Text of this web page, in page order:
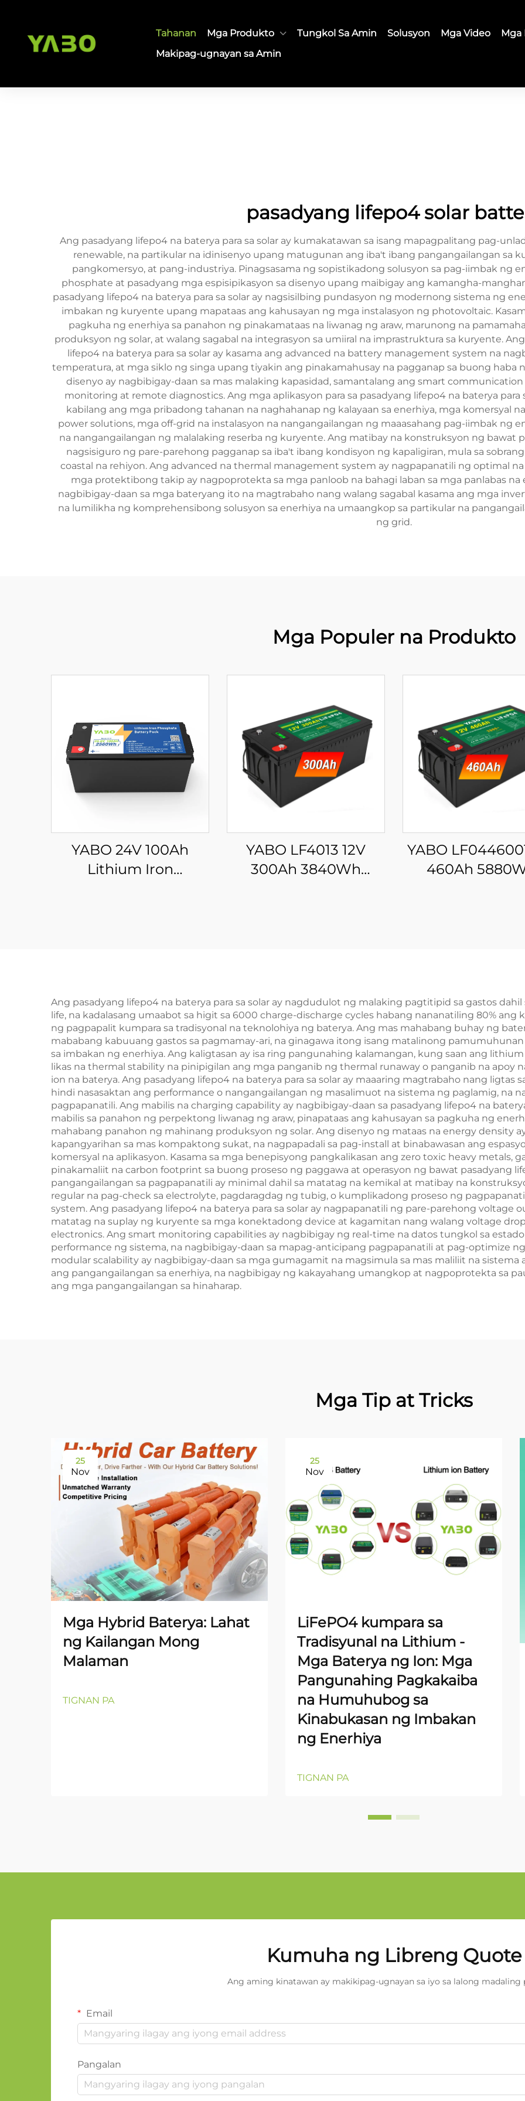
Tahanan Mga Produkto Tungkol Sa Amin Solusyon Mga Video Mga
Makipag-ugnayan sa Amin
pasadyang lifepo4 solar
Ang pasadyang lifepo4 na baterya para sa solar ay kumakatawan sa isang mapagpalitang pag-
renewable, na partikular na idinisenyo upang matugunan ang iba't ibang pangangailangan sa
pangkomersyo, at pang-industriya. Pinagsasama ng sopistikadong solusyon sa pag-iimbak ng
phosphate at pasadyang mga espisipikasyon sa disenyo upang maibigay ang kamangha-
pasadyang lifepo4 na baterya para sa solar ay nagsisilbing pundasyon ng modernong sistema ng
imbakan ng kuryente upang mapataas ang kahusayan ng mga instalasyon ng photovoltaic.
pagkuha ng enerhiya sa panahon ng pinakamataas na liwanag ng araw, marunong na
produksyon ng solar, at walang sagabal na integrasyon sa umiiral na imprastruktura sa kuryente.
lifepo4 na baterya para sa solar ay kasama ang advanced na battery management system na
temperatura, at mga siklo ng singa upang tiyakin ang pinakamahusay na pagganap sa buong haba
disenyo ay nagbibigay-daan sa mas malaking kapasidad, samantalang ang smart
monitoring at remote diagnostics. Ang mga aplikasyon para sa pasadyang lifepo4 na baterya para
kabilang ang mga pribadong tahanan na naghahanap ng kalayaan sa enerhiya, mga komersyal
power solutions, mga off-grid na instalasyon na nangangailangan ng maaasahang pag-iimbak ng
na nangangailangan ng malalaking reserba ng kuryente. Ang matibay na konstruksyon ng bawat
nagsisiguro ng pare-parehong pagganap sa iba't ibang kondisyon ng kapaligiran, mula sa
coastal na rehiyon. Ang advanced na thermal management system ay nagpapanatili ng optimal
mga protektibong takip ay nagpoprotekta sa mga panloob na bahagi laban sa mga panlabas
nagbibigay-daan sa mga bateryang ito na magtrabaho nang walang sagabal kasama ang mga
na lumilikha ng komprehensibong solusyon sa enerhiya na umaangkop sa partikular na
ng grid.
Mga Populer na Produkto
YABO 24V 100Ah
Lithium Iron
YABO LF4013 12V
300Ah 3840Wh
YABO
460Ah
Power
Ang pasadyang lifepo4 na baterya para sa solar ay nagdudulot ng malaking pagtitipid sa gastos
life, na kadalasang umaabot sa higit sa 6000 charge-discharge cycles habang nananatiling 80% ang
ng pagpapalit kumpara sa tradisyonal na teknolohiya ng baterya. Ang mas mahabang buhay ng
mababang kabuuang gastos sa pagmamay-ari, na ginagawa itong isang matalinong
sa imbakan ng enerhiya. Ang kaligtasan ay isa ring pangunahing kalamangan, kung saan ang
likas na thermal stability na pinipigilan ang mga panganib ng thermal runaway o panganib na apoy
ion na baterya. Ang pasadyang lifepo4 na baterya para sa solar ay maaaring magtrabaho nang ligtas
hindi nasasaktan ang performance o nangangailangan ng masalimuot na sistema ng paglamig, na
pagpapanatili. Ang mabilis na charging capability ay nagbibigay-daan sa pasadyang lifepo4 na
mabilis sa panahon ng perpektong liwanag ng araw, pinapataas ang kahusayan sa pagkuha ng
mahabang panahon ng mahinang produksyon ng solar. Ang disenyo ng mataas na energy density
kapangyarihan sa mas kompaktong sukat, na nagpapadali sa pag-install at binabawasan ang
komersyal na aplikasyon. Kasama sa mga benepisyong pangkalikasan ang zero toxic heavy metals,
pinakamaliit na carbon footprint sa buong proseso ng paggawa at operasyon ng bawat pasadyang
pangangailangan sa pagpapanatili ay minimal dahil sa matatag na kemikal at matibay na
regular na pag-check sa electrolyte, pagdaragdag ng tubig, o kumplikadong proseso ng
system. Ang pasadyang lifepo4 na baterya para sa solar ay nagpapanatili ng pare-parehong voltage
matatag na suplay ng kuryente sa mga konektadong device at kagamitan nang walang voltage
electronics. Ang smart monitoring capabilities ay nagbibigay ng real-time na datos tungkol sa
performance ng sistema, na nagbibigay-daan sa mapag-anticipang pagpapanatili at pag-optimize
modular scalability ay nagbibigay-daan sa mga gumagamit na magsimula sa mas maliliit na
ang pangangailangan sa enerhiya, na nagbibigay ng kakayahang umangkop at nagpoprotekta sa
ang mga pangangailangan sa hinaharap.
Mga Tip at Tricks
25
Nov
Mga Hybrid Baterya: Lahat
ng Kailangan Mong
Malaman
TIGNAN PA
25
Nov
LiFePO4 kumpara sa
Tradisyunal na Lithium -
Mga Baterya ng Ion: Mga
Pangunahing Pagkakaiba
na Humuhubog sa
Kinabukasan ng Imbakan
ng Enerhiya
TIGNAN PA
Kumuha ng Libreng Quote
Ang aming kinatawan ay makikipag-ugnayan sa iyo sa lalong madaling
Email
Pangalan